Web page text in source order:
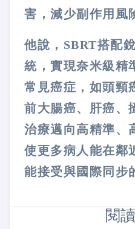
害，減少副作用風
他說，SBRT搭配
統，實現奈米級精
常見癌症，如頭頸
前大腸癌、肝癌、
治療邁向高精準、
使更多病人能在鄰
能接受與國際同步
閱